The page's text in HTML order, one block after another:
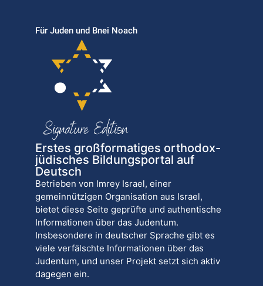
Für Juden und Bnei Noach
Erstes großformatiges orthodox-
jüdisches Bildungsportal auf
Deutsch
Betrieben von Imrey Israel, einer
gemeinnützigen Organisation aus Israel,
bietet diese Seite geprüfte und authentische
Informationen über das Judentum.
Insbesondere in deutscher Sprache gibt es
viele verfälschte Informationen über das
Judentum, und unser Projekt setzt sich aktiv
dagegen ein.